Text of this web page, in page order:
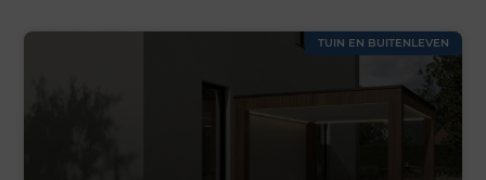
TUIN EN BUITENLEVEN